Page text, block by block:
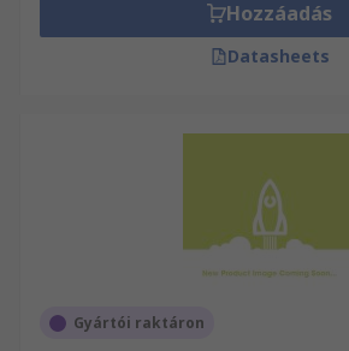
Hozzáadás
Datasheets
Gyártói raktáron